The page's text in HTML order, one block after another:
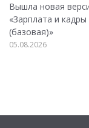
Вышла новая
«Зарплата и
(базовая)»
05.08.2026